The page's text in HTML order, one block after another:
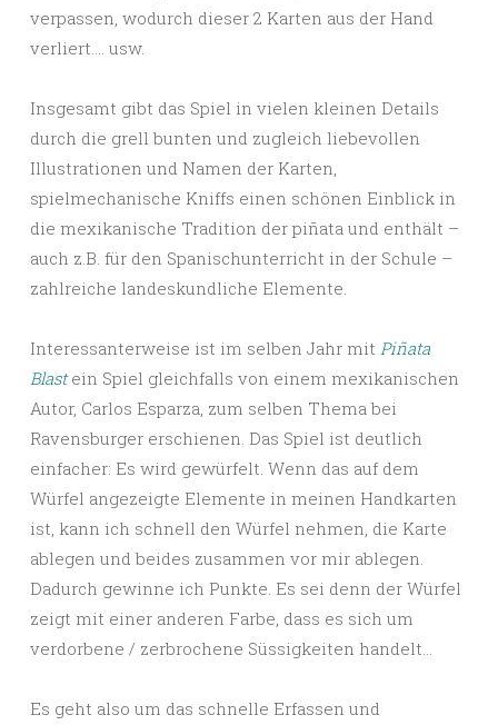
verpassen, wodurch dieser 2 Karten aus der Hand
verliert…. usw.
Insgesamt gibt das Spiel in vielen kleinen Details
durch die grell bunten und zugleich liebevollen
Illustrationen und Namen der Karten,
spielmechanische Kniffs einen schönen Einblick in
die mexikanische Tradition der piñata und enthält –
auch z.B. für den Spanischunterricht in der Schule –
zahlreiche landeskundliche Elemente.
Interessanterweise ist im selben Jahr mit Piñata
Blastein Spiel gleichfalls von einem mexikanischen
Autor, Carlos Esparza, zum selben Thema bei
Ravensburger erschienen. Das Spiel ist deutlich
einfacher: Es wird gewürfelt. Wenn das auf dem
Würfel angezeigte Elemente in meinen Handkarten
ist, kann ich schnell den Würfel nehmen, die Karte
ablegen und beides zusammen vor mir ablegen.
Dadurch gewinne ich Punkte. Es sei denn der Würfel
zeigt mit einer anderen Farbe, dass es sich um
verdorbene / zerbrochene Süssigkeiten handelt…
Es geht also um das schnelle Erfassen und